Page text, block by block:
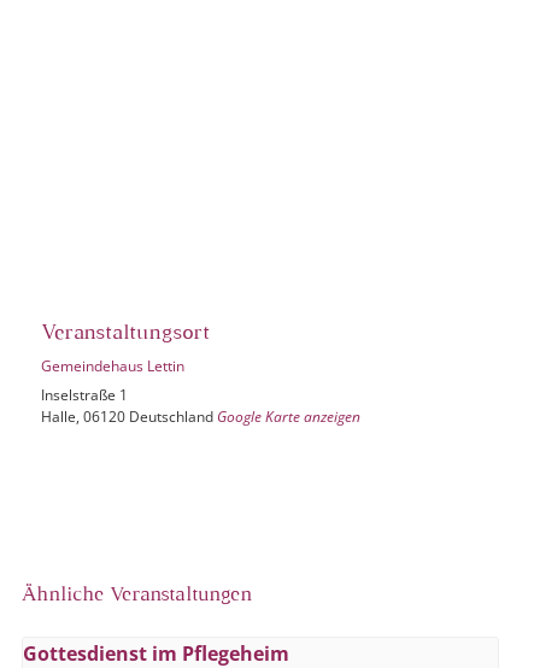
Veranstaltungsort
Gemeindehaus Lettin
Inselstraße 1
Halle, 06120 Deutschland Google Karte anzeigen
Ähnliche Veranstaltungen
Gottesdienst im Pflegeheim